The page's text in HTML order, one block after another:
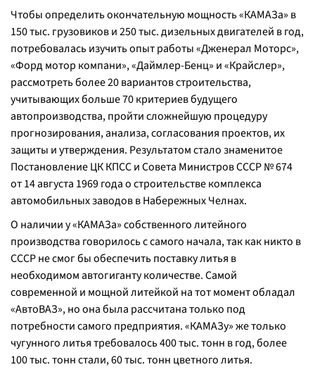
Чтобы определить окончательную мощность «КАМАЗа» в
150 тыс. грузовиков и 250 тыс. дизельных двигателей в год,
потребовалась изучить опыт работы «Дженерал Моторс»,
«Форд мотор компани», «Даймлер-Бенц» и «Крайслер»,
рассмотреть более 20 вариантов строительства,
учитывающих больше 70 критериев будущего
автопроизводства, пройти сложнейшую процедуру
прогнозирования, анализа, согласования проектов, их
защиты и утверждения. Результатом стало знаменитое
Постановление ЦК КПСС и Совета Министров СССР № 674
от 14 августа 1969 года о строительстве комплекса
автомобильных заводов в Набережных Челнах.
О наличии у «КАМАЗа» собственного литейного
производства говорилось с самого начала, так как никто в
СССР не смог бы обеспечить поставку литья в
необходимом автогиганту количестве. Самой
современной и мощной литейкой на тот момент обладал
«АвтоВАЗ», но она была рассчитана только под
потребности самого предприятия. «КАМАЗу» же только
чугунного литья требовалось 400 тыс. тонн в год, более
100 тыс. тонн стали, 60 тыс. тонн цветного литья.